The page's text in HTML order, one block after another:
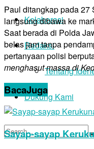
Kolaborasi
Redaksi
Tentang
Dukung Kami
Paul ditangkap pada 27
langsung dibawa ke
Saat berada di Polda
belas jam tanpa
pertanyaan polisi
menghasut massa di
BacaJuga
Sayap-sayap